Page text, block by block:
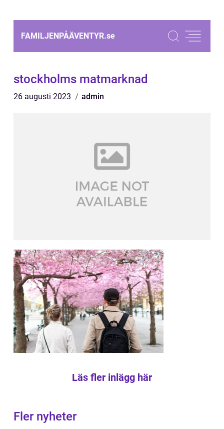
FAMILJENPÅÄVENTYR.se
stockholms matmarknad
26 augusti 2023 admin
Läs fler inlägg här
Fler nyheter